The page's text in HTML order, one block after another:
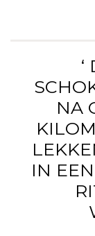
NA
IN